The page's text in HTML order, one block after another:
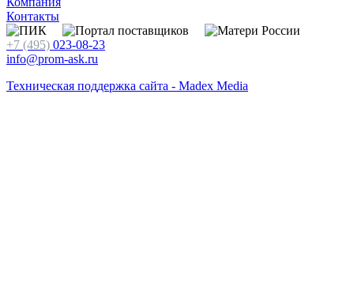
Контакты
+7 (495) 023-08-23
info@prom-ask.ru
Техническая поддержка сайта - Madex Media